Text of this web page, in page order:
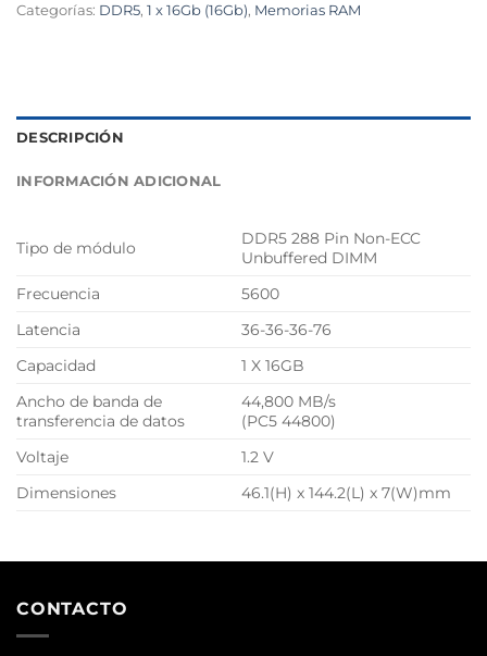
Categorías: DDR5, 1 x 16Gb (16Gb), Memorias RAM
DESCRIPCIÓN
INFORMACIÓN ADICIONAL
Tipo de módulo
DDR5 288 Pin Non-ECC
Unbuffered DIMM
Frecuencia
5600
Latencia
36-36-36-76
Capacidad
1 X 16GB
Ancho de banda de
transferencia de datos
44,800 MB/s
(PC5 44800)
Voltaje
1.2 V
Dimensiones
46.1(H) x 144.2(L) x 7(W)mm
CONTACTO